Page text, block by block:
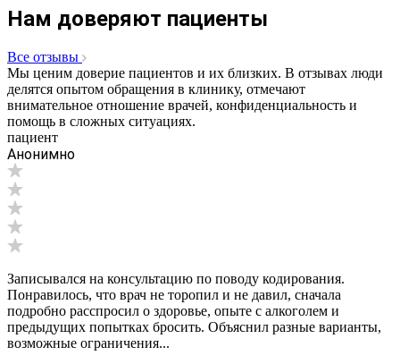
Нам доверяют пациенты
Все отзывы
Мы ценим доверие пациентов и их близких. В отзывах люди
делятся опытом обращения в клинику, отмечают
внимательное отношение врачей, конфиденциальность и
помощь в сложных ситуациях.
пациент
Анонимно
Записывался на консультацию по поводу кодирования.
Понравилось, что врач не торопил и не давил, сначала
подробно расспросил о здоровье, опыте с алкоголем и
предыдущих попытках бросить. Объяснил разные варианты,
возможные ограничения...